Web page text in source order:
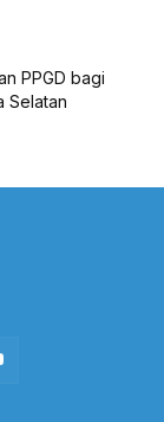
PPGD bagi
Selatan